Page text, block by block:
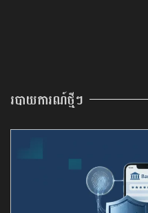
របាយការណ៍ថ្មីៗ